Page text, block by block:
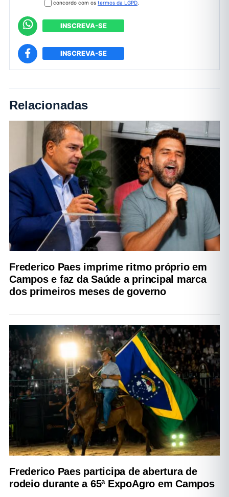
concordo com os termos da LGPD.
INSCREVA-SE
INSCREVA-SE
Relacionadas
Frederico Paes imprime ritmo próprio em
Campos e faz da Saúde a principal marca
dos primeiros meses de governo
Frederico Paes participa de abertura de
rodeio durante a 65ª ExpoAgro em Campos